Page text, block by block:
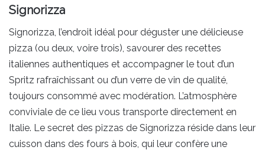
Signorizza
Signorizza, l’endroit idéal pour déguster une délicieuse
pizza (ou deux, voire trois), savourer des recettes
italiennes authentiques et accompagner le tout d’un
Spritz rafraîchissant ou d’un verre de vin de qualité,
toujours consommé avec modération. L’atmosphère
conviviale de ce lieu vous transporte directement en
Italie. Le secret des pizzas de Signorizza réside dans leur
cuisson dans des fours à bois, qui leur confère une